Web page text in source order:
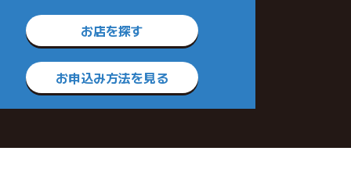
お店を探す
お申込み方法を見る